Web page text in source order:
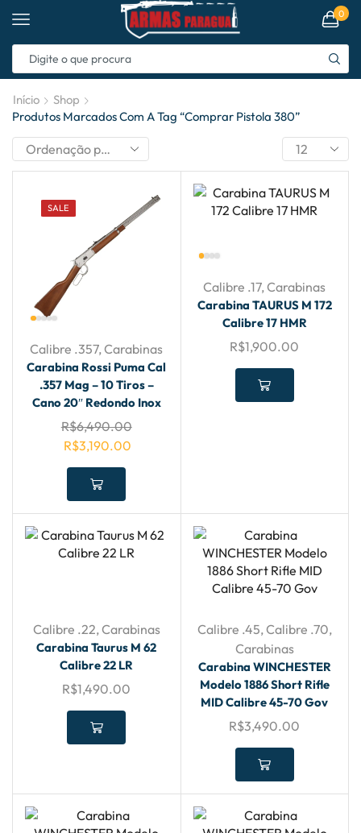
0
Início
Shop
Produtos Marcados Com A Tag “comprar Pistola 380”
SALE
Calibre .357,Carabinas
Carabina Rossi Puma Cal
.357 Mag – 10 Tiros –
Cano 20″ Redondo Inox
R$6,490.00
R$3,190.00
Calibre .17,Carabinas
Carabina TAURUS M 172
Calibre 17 HMR
R$1,900.00
Calibre .22,Carabinas
Carabina Taurus M 62
Calibre 22 LR
R$1,490.00
Calibre .45,Calibre .70,
Carabinas
Carabina WINCHESTER
Modelo 1886 Short Rifle
MID Calibre 45-70 Gov
R$3,490.00